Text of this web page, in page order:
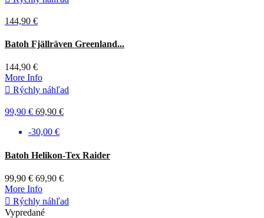
144,90 €
Zelená
Batoh Fjällräven Greenland...
144,90 €
More Info
 Rýchly náhľad
99,90 € 69,90 €
-30,00 €
Sivá
Tmavá
olivová
Batoh Helikon-Tex Raider
99,90 € 69,90 €
More Info
 Rýchly náhľad
Vypredané